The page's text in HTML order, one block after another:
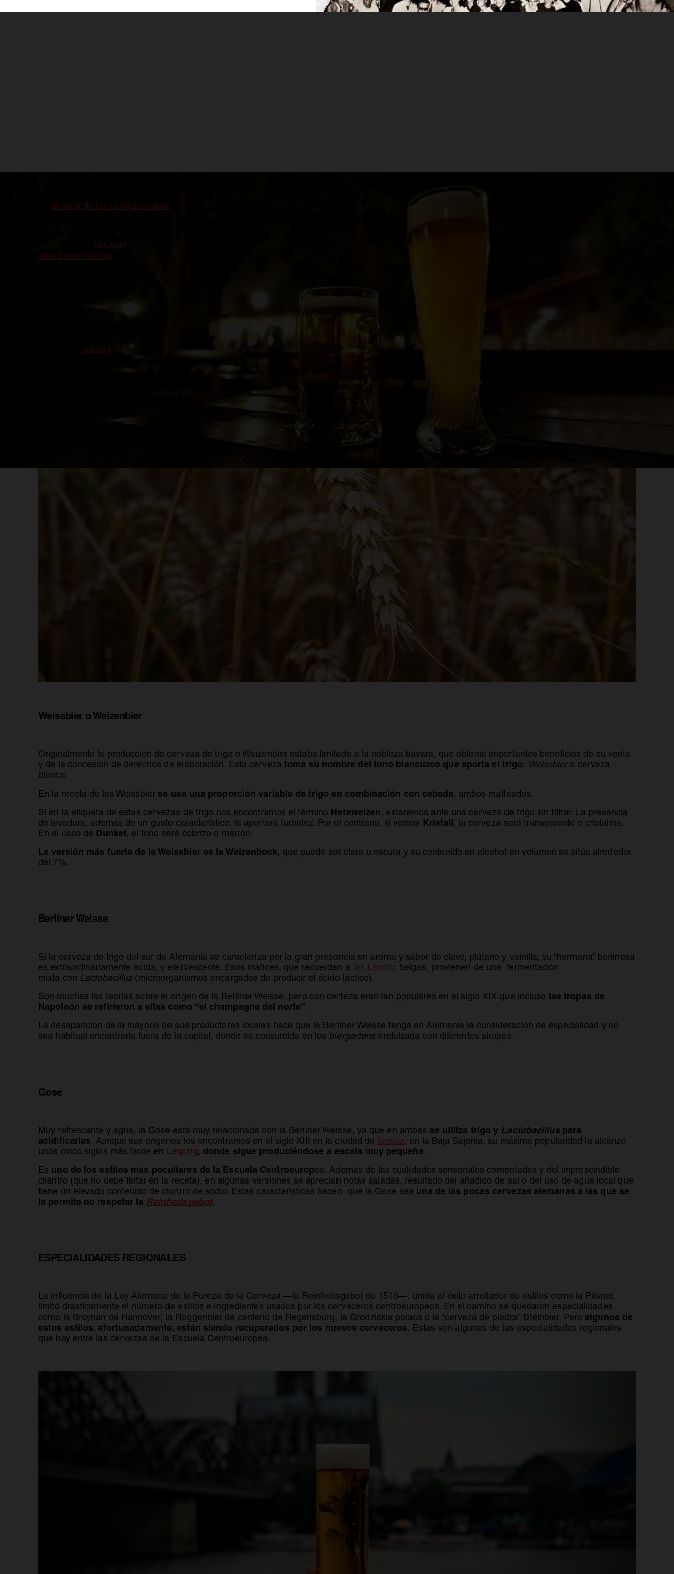
MUCHO MÁS QUE LAGER
la cuna de las cervezas lager
la Lager
alta fermentación
cebada es el cereal por antonomasia de los cerveceros de la Escuela Centroeuropea, la importancia del trigo es tal que las cervezas
Weissbier o Weizenbier
Originalmente la producción de cerveza de trigo o Weizenbier estaba limitada a la nobleza bávara, que obtenía importantes beneficios de su venta
y de la concesión de derechos de elaboración. Esta cerveza toma su nombre del tono blancuzco que aporta el trigo: Weissbiero cerveza
blanca.
En la receta de las Weissbier se usa una proporción variable de trigo en combinación con cebada, ambos malteados.
Si en la etiqueta de estas cervezas de trigo nos encontramos el término Hefeweizen, estaremos ante una cerveza de trigo sin filtrar. La presencia
de levadura, además de un gusto característico, le aportará turbidez. Por el contrario, si vemos Kristall, la cerveza será transparente o cristalina.
En el caso de Dunkel, el tono será cobrizo o marrón.
La versión más fuerte de la Weissbier es la Weizenbock, que puede ser clara u oscura y su contenido en alcohol en volumen se sitúa alrededor
del 7%.
Berliner Weisse
Si la cerveza de trigo del sur de Alemania se caracteriza por la gran presencia en aroma y sabor de clavo, plátano y vainilla; su “hermana” berlinesa
es extraordinariamente ácida, y efervescente. Esos matices, que recuerdan a las Lambic belgas, provienen de una fermentación
mixta con Lactobacillus(microorganismos encargados de producir el ácido láctico).
Son muchas las teorías sobre el origen de la Berliner Weisse, pero con certeza eran tan populares en el siglo XIX que incluso las tropas de
Napoleón se refirieron a ellas como “el champagne del norte”.
La desaparición de la mayoría de sus productores locales hace que la Berliner Weisse tenga en Alemania la consideración de especialidad y no
sea habitual encontrarla fuera de la capital, donde es consumida en los biergartensendulzada con diferentes siropes.
Gose
Muy refrescante y agria, la Gose está muy relacionada con la Berliner Weisse, ya que en ambas se utiliza trigo y Lactobacilluspara
acidificarlas. Aunque sus orígenes los encontramos en el siglo XIII en la ciudad de Goslarse abre en una pestaña nueva
, en la Baja Sajonia, su máxima popularidad la alcanzó
unos cinco siglos más tarde en Leipzigse abre en una pestaña nueva
, donde sigue produciéndose a escala muy pequeña.
Es uno de los estilos más peculiares de la Escuela Centroeuropea. Además de las cualidades sensoriales comentadas y del imprescindible
cilantro (que no debe faltar en la receta), en algunas versiones se aprecian notas saladas, resultado del añadido de sal o del uso de agua local que
tiene un elevado contenido de cloruro de sodio. Estas características hacen que la Gose sea una de las pocas cervezas alemanas a las que se
le permite no respetar la Reinheitsgebotse abre en una pestaña nueva
.
ESPECIALIDADES REGIONALES
La influencia de la Ley Alemana de la Pureza de la Cerveza —la Reinheitsgebot de 1516—, unida al éxito arrollador de estilos como la Pilsner,
limitó drásticamente el número de estilos e ingredientes usados por los cerveceros centroeuropeos. En el camino se quedaron especialidades
como la Broyhan de Hannover, la Roggenbier de centeno de Regensburg, la Grodziskie polaca o la “cerveza de piedra” Steinbier. Pero algunos de
estos estilos, afortunadamente, están siendo recuperados por los nuevos cerveceros. Estas son algunas de las especialidades regionales
que hay entre las cervezas de la Escuela Centroeuropea: